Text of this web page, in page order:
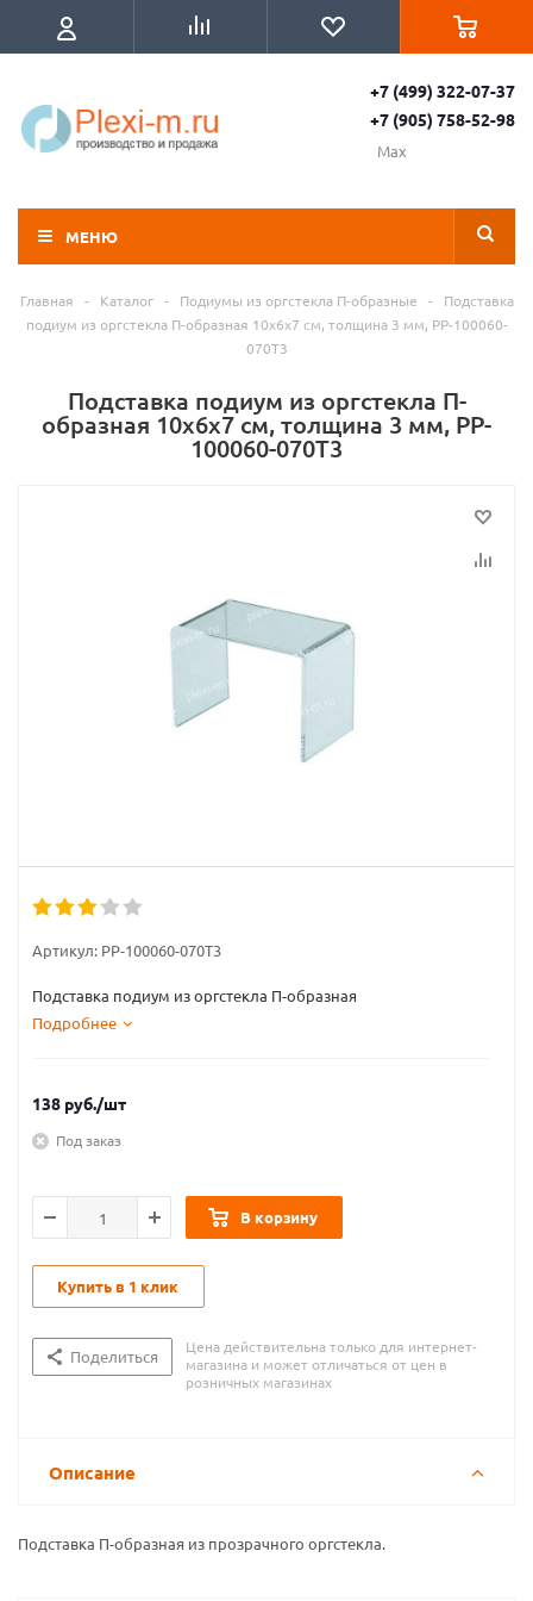
+7 (499) 322-07-37
+7 (905) 758-52-98
Max
МЕНЮ
Главная - Каталог - Подиумы из оргстекла П-образные -
Подставка
подиум из оргстекла П-образная 10х6х7 см, толщина 3 мм, PP-100060-
070T3
Подставка подиум из оргстекла П-
образная 10х6х7 см, толщина 3 мм, PP-
100060-070T3
Артикул: PP-100060-070T3
Подставка подиум из оргстекла П-образная
Подробнее
138 руб./шт
Под заказ
В корзину
Купить в 1 клик
Поделиться
Цена действительна только для интернет-
магазина и может отличаться от цен в
розничных магазинах
Описание
Подставка П-образная из прозрачного оргстекла.